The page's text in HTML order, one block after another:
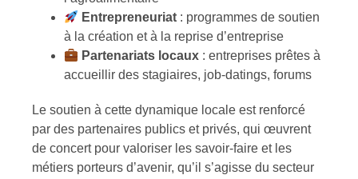
Entrepreneuriat : programmes de soutien
à la création et à la reprise d’entreprise
Partenariats locaux : entreprises prêtes à
accueillir des stagiaires, job-datings, forums
Le soutien à cette dynamique locale est renforcé
par des partenaires publics et privés, qui œuvrent
de concert pour valoriser les savoir-faire et les
métiers porteurs d’avenir, qu’il s’agisse du secteur